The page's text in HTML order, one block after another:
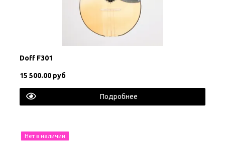
Doff F301
15 500.00 руб
Подробнее
Нет в наличии